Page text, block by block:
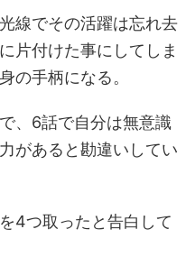
線でその活躍は忘れ去
片付けた事にしてしま
の手柄になる。
、6話で自分は無意識
があると勘違いしてい
4つ取ったと告白して